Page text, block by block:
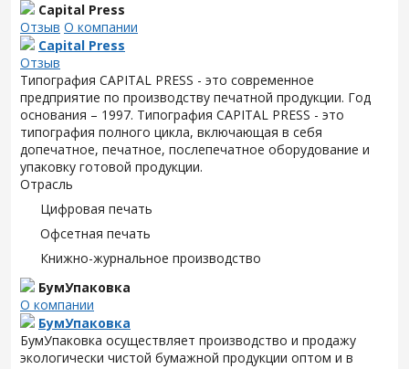
Capital Press
Отзыв О компании
Capital Press
Отзыв
Типография CAPITAL PRESS - это современное
предприятие по производству печатной продукции. Год
основания – 1997. Типография CAPITAL PRESS - это
типография полного цикла, включающая в себя
допечатное, печатное, послепечатное оборудование и
упаковку готовой продукции.
Отрасль
Цифровая печать
Офсетная печать
Книжно-журнальное производство
БумУпаковка
О компании
БумУпаковка
БумУпаковка осуществляет производство и продажу
экологически чистой бумажной продукции оптом и в